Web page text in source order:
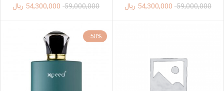
125ML MEN59,000,000
54,300,000 ریال
PARFUM 125ML WOMEN
59,000,000
54,300,000 ریال
-50%